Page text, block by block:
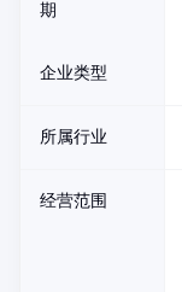
期
企业类型
所属行业
经营范围